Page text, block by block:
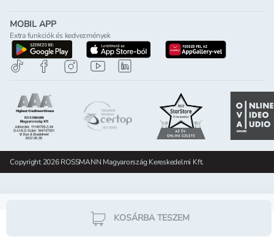
KOSÁRBA TESZEM
MOBIL APP
Extra funkciók és kedvezmények
letöltés a google-play-rölletöltés az app-store-ból
letöltés
Copyright 2026 ROSSMANN Magyarország Kereskedelmi Kft.